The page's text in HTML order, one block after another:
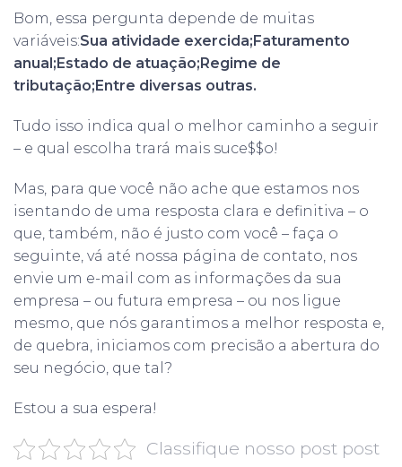
Bom, essa pergunta depende de muitas
variáveis:Sua atividade exercida; Faturamento
anual; Estado de atuação; Regime de
tributação; Entre diversas outras.
Tudo isso indica qual o melhor caminho a seguir
– e qual escolha trará mais suce$$o!
Mas, para que você não ache que estamos nos
isentando de uma resposta clara e definitiva – o
que, também, não é justo com você – faça o
seguinte, vá até nossa página de contato, nos
envie um e-mail com as informações da sua
empresa – ou futura empresa – ou nos ligue
mesmo, que nós garantimos a melhor resposta e,
de quebra, iniciamos com precisão a abertura do
seu negócio, que tal?
Estou a sua espera!
Classifique nosso post post